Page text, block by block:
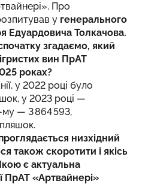
Про
у генерального
Едуардовича Толкачова.
згадаємо, який
вин ПрАТ
роках?
у 2022 році було
у 2023 році —
му — 3 864 593,
низхідний
також скоротити і якісь
є актуальна
ПрАТ «Артвайнері»